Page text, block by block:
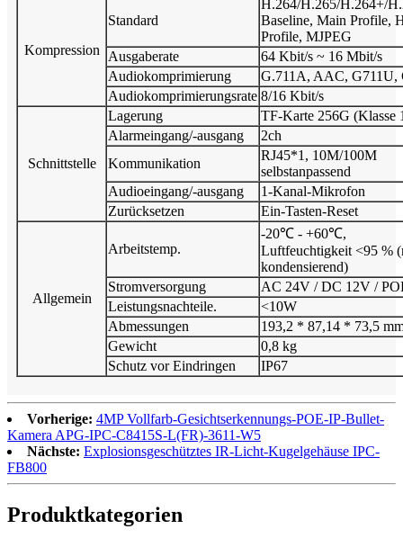
Kompression
Standard
H.264/H.265/H.264+/
Baseline, Main Profile,
Profile, MJPEG
Ausgaberate
64 Kbit/s ~ 16 Mbit/s
Audiokomprimierung
G.711A, AAC, G711U,
Audiokomprimierungsrate 8/16 Kbit/s
Schnittstelle
Lagerung
TF-Karte 256G (Klasse
Alarmeingang/-ausgang
2ch
Kommunikation
RJ45*1, 10M/100M
selbstanpassend
Audioeingang/-ausgang
1-Kanal-Mikrofon
Zurücksetzen
Ein-Tasten-Reset
Allgemein
Arbeitstemp.
-20℃ - +60℃,
Luftfeuchtigkeit <95 %
kondensierend)
Stromversorgung
AC 24V / DC 12V /
Leistungsnachteile.
<10W
Abmessungen
193,2 * 87,14 * 73,5
Gewicht
0,8 kg
Schutz vor Eindringen
IP67
Vorherige: 4MP Vollfarb-Gesichtserkennungs-POE-IP-Bullet-
Kamera APG-IPC-C8415S-L(FR)-3611-W5
Nächste: Explosionsgeschütztes IR-Licht-Kugelgehäuse IPC-
FB800
Produktkategorien